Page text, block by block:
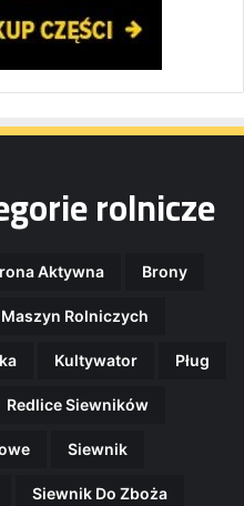
rolnicze
Aktywna Brony
Rolniczych
Kultywator Pług
Redlice Siewników
Siewnik
Siewnik Do Zboża